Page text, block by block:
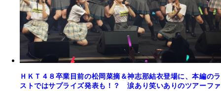
ＨＫＴ４８卒業目前の松岡菜摘＆神志那結衣登場に、本編のラ
ストではサプライズ発表も！？ 涙あり笑いありのツアーファ